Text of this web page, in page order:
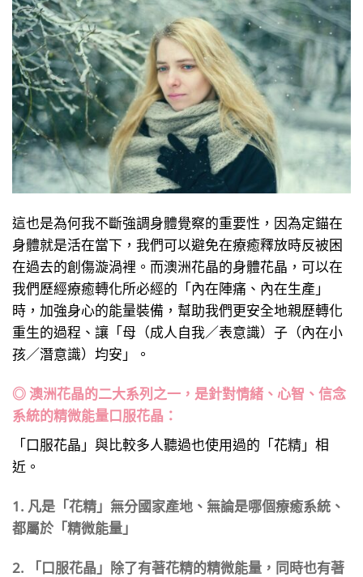
這也是為何我不斷強調身體覺察的重要性，因為定錨在
身體就是活在當下，我們可以避免在療癒釋放時反被困
在過去的創傷漩渦裡。而澳洲花晶的身體花晶，可以在
我們歷經療癒轉化所必經的「內在陣痛、內在生產」
時，加強身心的能量裝備，幫助我們更安全地親歷轉化
重生的過程、讓「母（成人自我／表意識）子（內在小
孩／潛意識）均安」。
◎ 澳洲花晶的二大系列之一，是針對情緒、心智、信念
系統的精微能量口服花晶：
「口服花晶」與比較多人聽過也使用過的「花精」相
近。
1. 凡是「花精」無分國家產地、無論是哪個療癒系統、
都屬於「精微能量」
2. 「口服花晶」除了有著花精的精微能量，同時也有著